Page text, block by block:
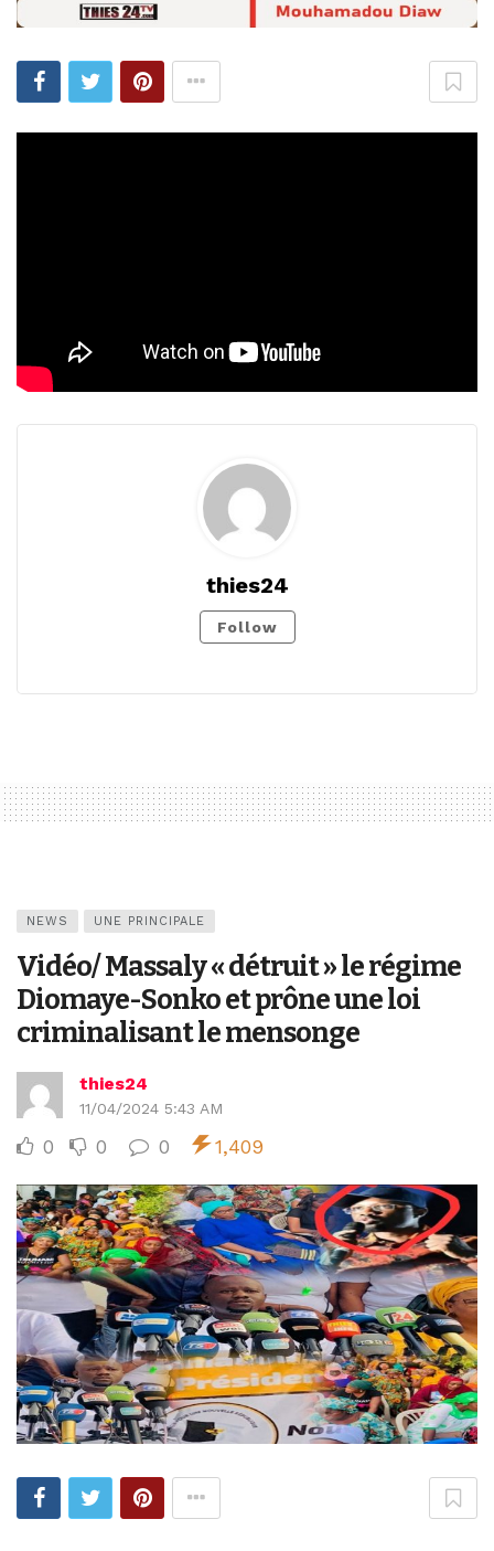
thies24
Follow
NEWS UNE PRINCIPALE
Vidéo/ Massaly « détruit » le régime
Diomaye-Sonko et prône une loi
criminalisant le mensonge
thies24
11/04/2024 5:43 AM
0 0 0 1,409